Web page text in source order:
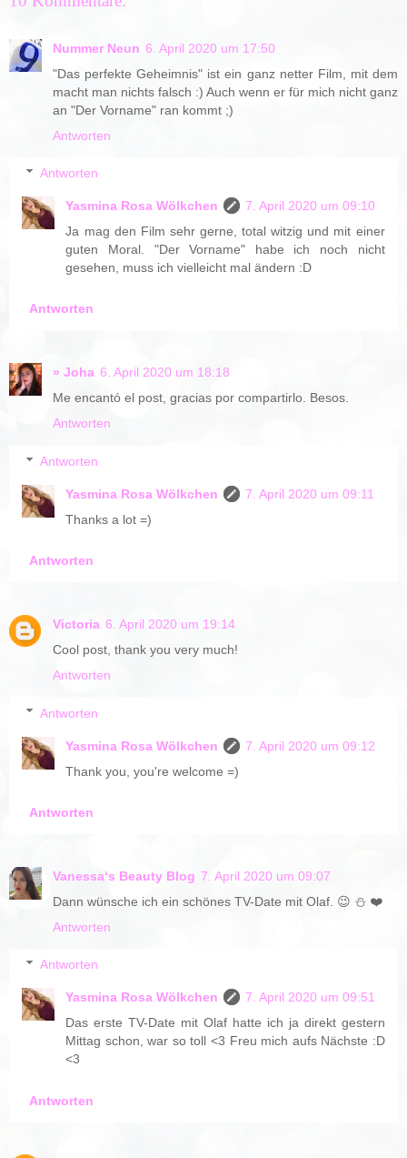
Nummer Neun 6. April 2020 um 17:50
"Das perfekte Geheimnis" ist ein ganz netter Film, mit dem
macht man nichts falsch :) Auch wenn er für mich nicht ganz
an "Der Vorname" ran kommt ;)
Antworten
Antworten
Yasmina Rosa Wölkchen
7. April 2020 um 09:10
Ja mag den Film sehr gerne, total witzig und mit einer
guten Moral. "Der Vorname" habe ich noch nicht
gesehen, muss ich vielleicht mal ändern :D
Antworten
» Joha 6. April 2020 um 18:18
Me encantó el post, gracias por compartirlo. Besos.
Antworten
Antworten
Yasmina Rosa Wölkchen
7. April 2020 um 09:11
Thanks a lot =)
Antworten
Victoria 6. April 2020 um 19:14
Cool post, thank you very much!
Antworten
Antworten
Yasmina Rosa Wölkchen
7. April 2020 um 09:12
Thank you, you're welcome =)
Antworten
Vanessa‘s Beauty Blog 7. April 2020 um 09:07
Dann wünsche ich ein schönes TV-Date mit Olaf. 😉 ⛄️ ❤️
Antworten
Antworten
Yasmina Rosa Wölkchen
7. April 2020 um 09:51
Das erste TV-Date mit Olaf hatte ich ja direkt gestern
Mittag schon, war so toll <3 Freu mich aufs Nächste :D
<3
Antworten